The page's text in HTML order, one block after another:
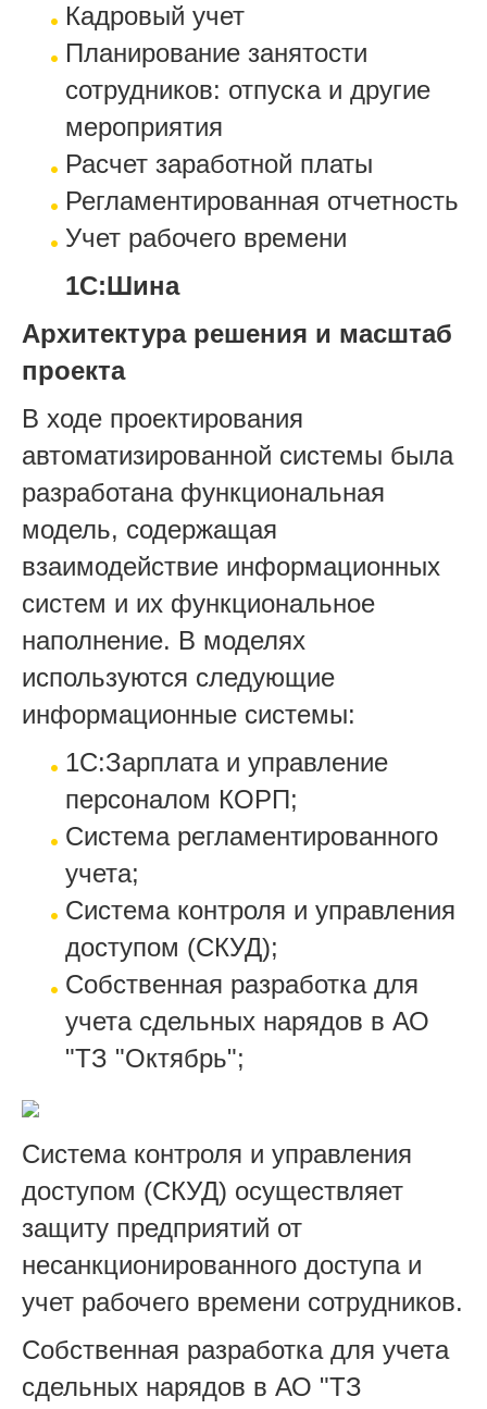
Кадровый учет
Планирование занятости
сотрудников: отпуска и другие
мероприятия
Расчет заработной платы
Регламентированная отчетность
Учет рабочего времени
1С:Шина
Архитектура решения и масштаб
проекта
В ходе проектирования
автоматизированной системы была
разработана функциональная
модель, содержащая
взаимодействие информационных
систем и их функциональное
наполнение. В моделях
используются следующие
информационные системы:
1С:Зарплата и управление
персоналом КОРП;
Система регламентированного
учета;
Система контроля и управления
доступом (СКУД);
Собственная разработка для
учета сдельных нарядов в АО
"ТЗ "Октябрь";
Система контроля и управления
доступом (СКУД) осуществляет
защиту предприятий от
несанкционированного доступа и
учет рабочего времени сотрудников.
Собственная разработка для учета
сдельных нарядов в АО "ТЗ